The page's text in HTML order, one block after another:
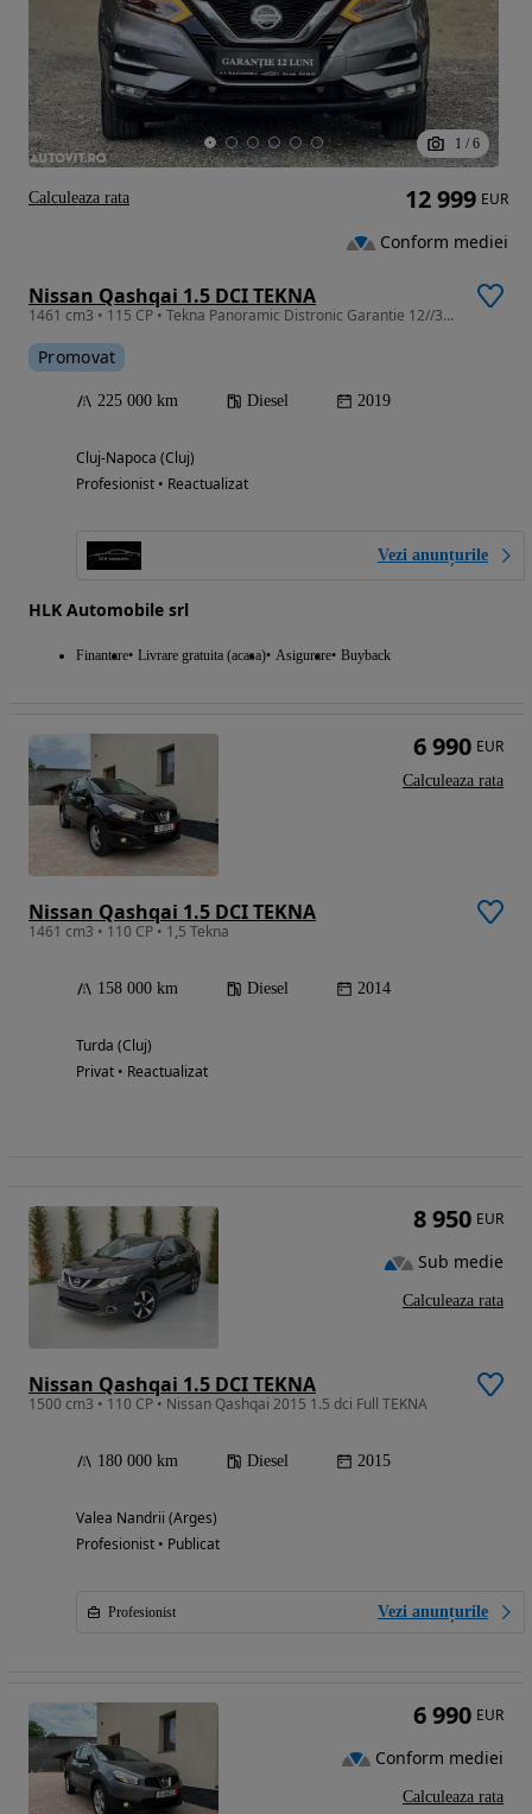
1 / 6
Nissan Qashqai 1.5 DCI TEKNA
1461 cm3 • 115 CP • Tekna Panoramic Distronic Garantie 12//36 luni Rate Avans 0 Leasing
Promovat
225 000 km Diesel 2019
Cluj-Napoca (Cluj)
Profesionist • Reactualizat
Vezi anunțurile
HLK Automobile srl
Finantare Livrare gratuita (acasa) Asigurare Buyback
12 999 EUR
Conform mediei
Calculeaza rata
Nissan Qashqai 1.5 DCI TEKNA
1461 cm3 • 110 CP • 1,5 Tekna
158 000 km Diesel 2014
Turda (Cluj)
Privat • Reactualizat
6 990 EUR
Calculeaza rata
Nissan Qashqai 1.5 DCI TEKNA
1500 cm3 • 110 CP • Nissan Qashqai 2015 1.5 dci Full TEKNA
180 000 km Diesel 2015
Valea Nandrii (Arges)
Profesionist • Publicat
Profesionist Vezi anunțurile
8 950 EUR
Sub medie
Calculeaza rata
6 990 EUR
Conform mediei
Calculeaza rata